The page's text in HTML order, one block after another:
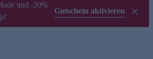
und -20%
Gutschein aktivieren